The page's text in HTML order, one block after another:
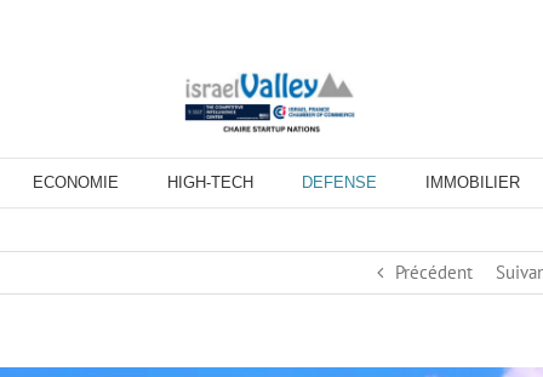
ECONOMIE HIGH-TECH DEFENSE IMMOBILIER
Précédent